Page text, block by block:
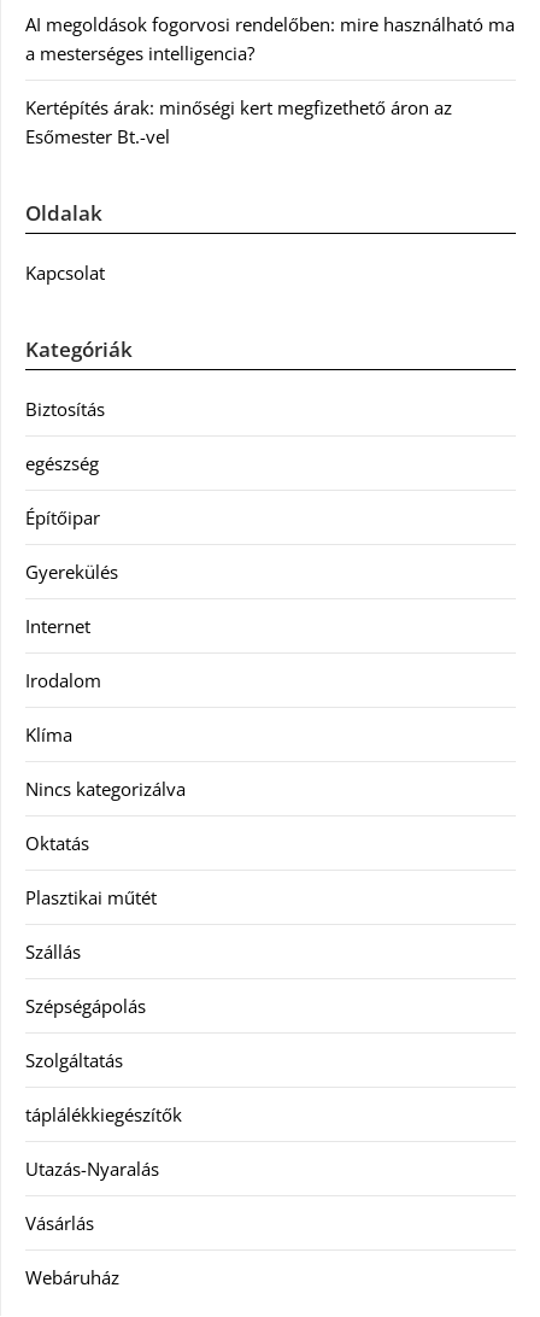
AI megoldások fogorvosi rendelőben: mire használható ma
a mesterséges intelligencia?
Kertépítés árak: minőségi kert megfizethető áron az
Esőmester Bt.-vel
Oldalak
Kapcsolat
Kategóriák
Biztosítás
egészség
Építőipar
Gyerekülés
Internet
Irodalom
Klíma
Nincs kategorizálva
Oktatás
Plasztikai műtét
Szállás
Szépségápolás
Szolgáltatás
táplálékkiegészítők
Utazás-Nyaralás
Vásárlás
Webáruház